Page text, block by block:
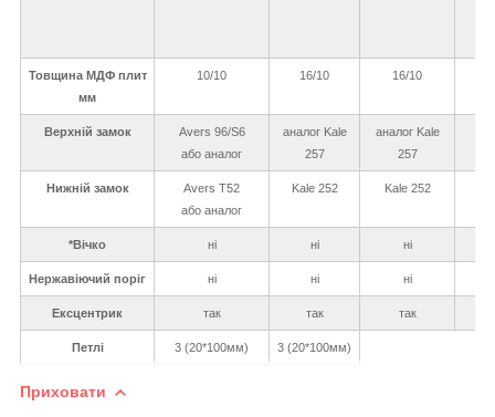
Товщина МДФ плит
мм
10/10 16/10 16/10
Верхній замок
Avers 96/S6
або аналог
аналог Kale
257
аналог Kale
257
Нижній замок
Avers T52
або аналог
Kale 252 Kale 252
*Вічко ні ні ні
Нержавіючий поріг ні ні ні
Ексцентрик так так так
Петлі 3 (20*100мм) 3 (20*100мм)
Приховати